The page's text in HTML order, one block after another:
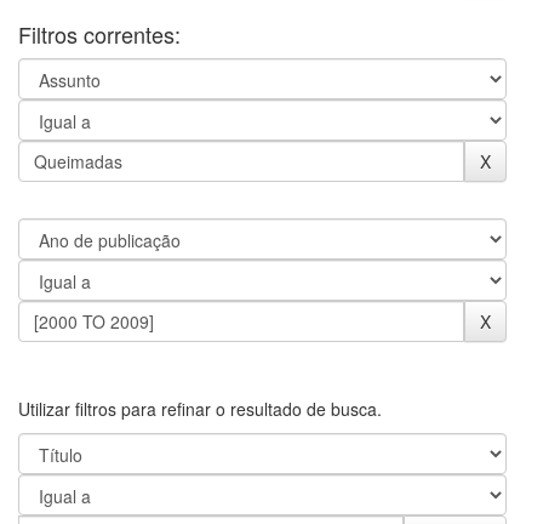
Filtros correntes:
Utilizar filtros para refinar o resultado de busca.